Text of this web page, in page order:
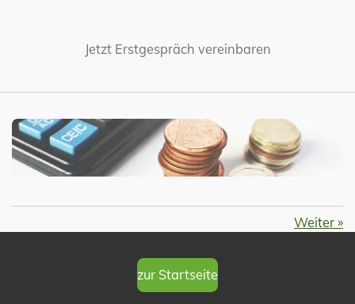
Jetzt Erstgespräch vereinbaren
Weiter »
zur Startseite